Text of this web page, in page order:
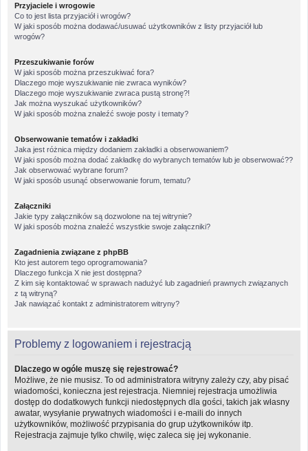
Przyjaciele i wrogowie
Co to jest lista przyjaciół i wrogów?
W jaki sposób można dodawać/usuwać użytkowników z listy przyjaciół lub
wrogów?
Przeszukiwanie forów
W jaki sposób można przeszukiwać fora?
Dlaczego moje wyszukiwanie nie zwraca wyników?
Dlaczego moje wyszukiwanie zwraca pustą stronę?!
Jak można wyszukać użytkowników?
W jaki sposób można znaleźć swoje posty i tematy?
Obserwowanie tematów i zakładki
Jaka jest różnica między dodaniem zakładki a obserwowaniem?
W jaki sposób można dodać zakładkę do wybranych tematów lub je obserwować??
Jak obserwować wybrane forum?
W jaki sposób usunąć obserwowanie forum, tematu?
Załączniki
Jakie typy załączników są dozwolone na tej witrynie?
W jaki sposób można znaleźć wszystkie swoje załączniki?
Zagadnienia związane z phpBB
Kto jest autorem tego oprogramowania?
Dlaczego funkcja X nie jest dostępna?
Z kim się kontaktować w sprawach nadużyć lub zagadnień prawnych związanych
z tą witryną?
Jak nawiązać kontakt z administratorem witryny?
Problemy z logowaniem i rejestracją
Dlaczego w ogóle muszę się rejestrować?
Możliwe, że nie musisz. To od administratora witryny zależy czy, aby pisać
wiadomości, konieczna jest rejestracja. Niemniej rejestracja umożliwia
dostęp do dodatkowych funkcji niedostępnych dla gości, takich jak własny
awatar, wysyłanie prywatnych wiadomości i e-maili do innych
użytkowników, możliwość przypisania do grup użytkowników itp.
Rejestracja zajmuje tylko chwilę, więc zaleca się jej wykonanie.